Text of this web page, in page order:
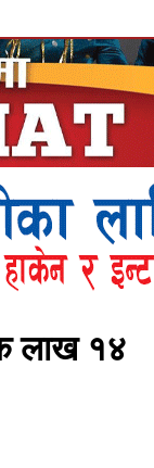
लाख १४